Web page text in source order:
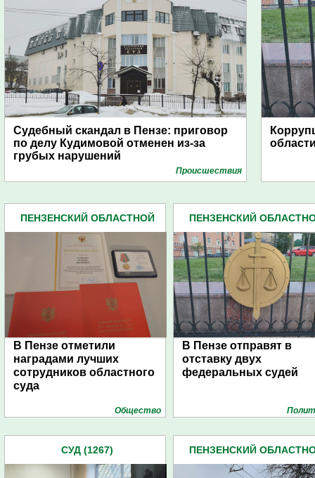
Судебный скандал в Пензе: приговор
по делу Кудимовой отменен из-за
грубых нарушений
Проиcшествия
ПЕНЗЕНСКИЙ ОБЛАСТНОЙ
В Пензе отметили
наградами лучших
сотрудников областного
суда
Общество
ПЕНЗЕНСКИЙ
В Пензе отправят в
отставку двух
федеральных судей
СУД (1267)
ПЕНЗЕНСКИЙ